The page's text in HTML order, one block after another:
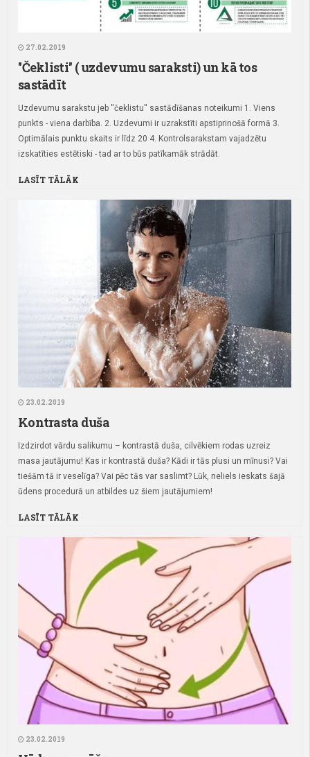
27.02.2019
''Čeklisti'' ( uzdevumu saraksti) un kā tos
sastādīt
Uzdevumu sarakstu jeb ''čeklistu'' sastādīšanas noteikumi 1. Viens
punkts - viena darbība. 2. Uzdevumi ir uzrakstīti apstiprinošā formā 3.
Optimālais punktu skaits ir līdz 20 4. Kontrolsarakstam vajadzētu
izskatīties estētiski - tad ar to būs patīkamāk strādāt.
LASĪT TĀLĀK
23.02.2019
Kontrasta duša
Izdzirdot vārdu salikumu – kontrastā duša, cilvēkiem rodas uzreiz
masa jautājumu! Kas ir kontrastā duša? Kādi ir tās plusi un mīnusi? Vai
tiešām tā ir veselīga? Vai pēc tās var saslimt? Lūk, neliels ieskats šajā
ūdens procedurā un atbildes uz šiem jautājumiem!
LASĪT TĀLĀK
23.02.2019